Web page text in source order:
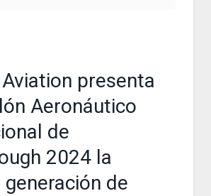
presenta
Aeronáutico
de
2024 la
de